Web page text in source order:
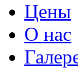
Цены
О нас